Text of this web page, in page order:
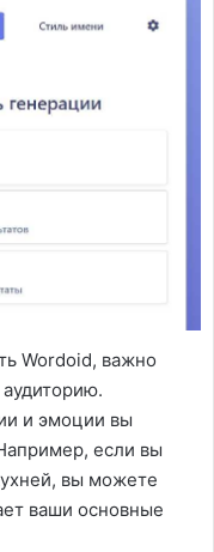
Wordoid, важно
и эмоции вы
если вы
вы можете
ваши основные